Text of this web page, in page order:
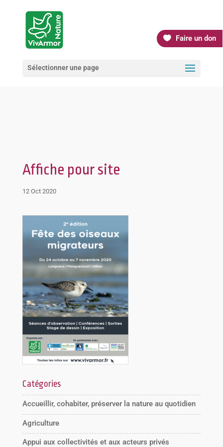
Faire un don
Sélectionner une page
Affiche pour site
12 Oct 2020
Catégories
Accueillir, cohabiter, préserver la nature au quotidien
Agriculture
Appui aux collectivités et aux acteurs privés